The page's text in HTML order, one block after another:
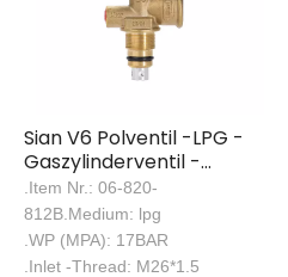
Sian V6 Polventil -LPG -
Gaszylinderventil -
Sicherheit LPG -Ventil
.Item Nr.: 06-820-
812B.Medium: lpg
.WP (MPA): 17BAR
.Inlet -Thread: M26*1.5